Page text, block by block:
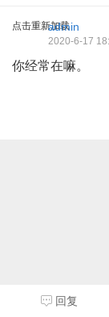
点击重新加载
admin
2020-6-17
你经常在嘛。
回复